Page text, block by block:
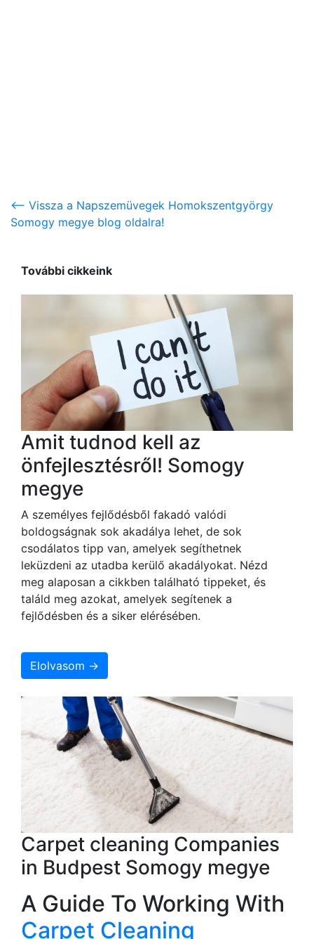
<-- Vissza a Napszemüvegek Homokszentgyörgy
Somogy megye blog oldalra!
További cikkeink
Amit tudnod kell az
önfejlesztésről! Somogy
megye
A személyes fejlődésből fakadó valódi
boldogságnak sok akadálya lehet, de sok
csodálatos tipp van, amelyek segíthetnek
leküzdeni az utadba kerülő akadályokat. Nézd
meg alaposan a cikkben található tippeket, és
találd meg azokat, amelyek segítenek a
fejlődésben és a siker elérésében.
Elolvasom →
Carpet cleaning Companies
in Budpest Somogy megye
A Guide To Working With
Carpet Cleaning